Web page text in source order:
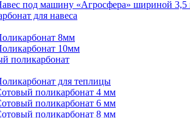
под машину «Агросфера» шириной 3,5
для навеса
8мм
10мм
поликарбонат
для теплицы
поликарбонат 4 мм
поликарбонат 6 мм
поликарбонат 8 мм